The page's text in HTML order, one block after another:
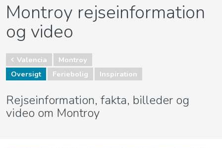
Montroy rejseinformation
og video
Valencia
Montroy
Oversigt
Feriebolig Inspiration
Rejseinformation, fakta, billeder og
video om Montroy